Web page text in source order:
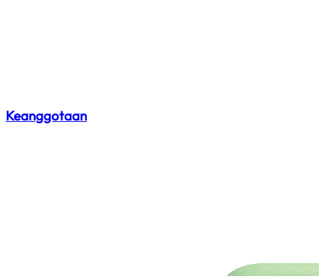
Keanggotaan